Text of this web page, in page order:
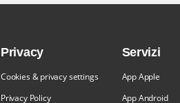
Privacy
Cookies & privacy settings
Privacy Policy
Servizi
App Apple
App Android